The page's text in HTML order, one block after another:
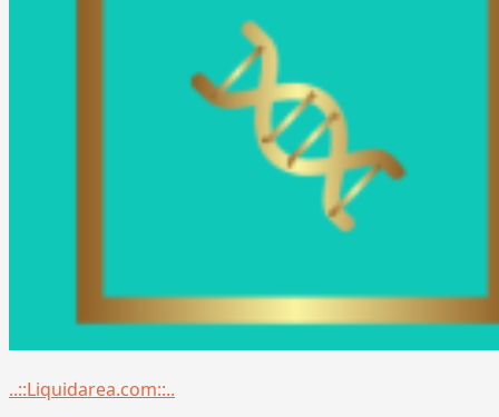
Menu
..::Liquidarea.com::..